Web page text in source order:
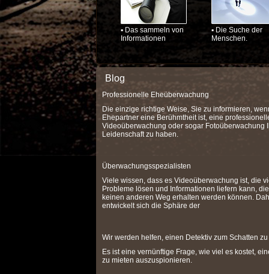
▪ Das sammeln von
Informationen
▪ Die Suche der
Menschen.
Blog
Professionelle Eheüberwachung
Die einzige richtige Weise, Sie zu informieren,
Ehepartner eine Berühmtheit ist, eine
Videoüberwachung oder sogar Fotoüberwachung
Leidenschaft zu haben.
Überwachungsspezialisten
Viele wissen, dass es Videoüberwachung ist, die
Probleme lösen und Informationen liefern kann,
keinen anderen Weg erhalten werden können.
entwickelt sich die Sphäre der
Wir werden helfen, einen Detektiv zum Schatten
Es ist eine vernünftige Frage, wie viel es kostet,
zu mieten auszuspionieren.